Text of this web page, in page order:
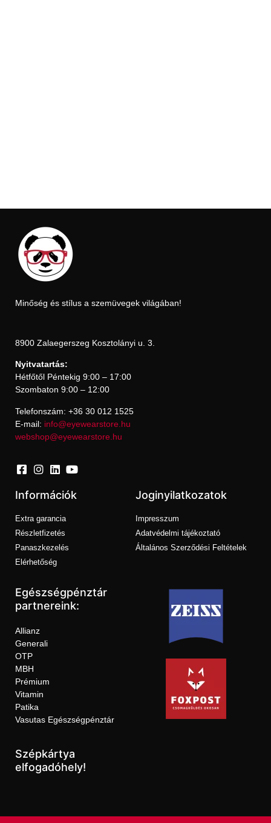
Minőség és stílus a szemüvegek világában!
8900 Zalaegerszeg Kosztolányi u. 3.
Nyitvatartás:
Hétfőtől Péntekig 9:00 – 17:00
Szombaton 9:00 – 12:00
Telefonszám: +36 30 012 1525
E-mail: info@eyewearstore.hu
webshop@eyewearstore.hu
Információk
Extra garancia
Részletfizetés
Panaszkezelés
Elérhetőség
Joginyilatkozatok
Impresszum
Adatvédelmi tájékoztató
Általános Szerződési Feltételek
Egészségpénztár
partnereink:
Allianz
Generali
OTP
MBH
Prémium
Vitamin
Patika
Vasutas Egészségpénztár
Szépkártya
elfogadóhely!